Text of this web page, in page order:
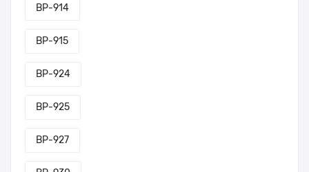
BP-914
BP-915
BP-924
BP-925
BP-927